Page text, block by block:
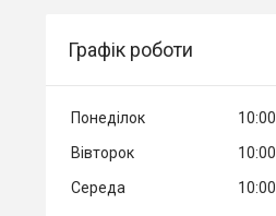
Графік роботи
Понеділок 10:00
Вівторок
10:00
Середа
10:00